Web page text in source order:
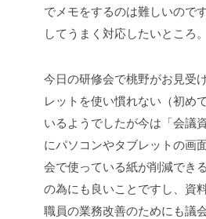
でメモをするのは難しいので
してうまく対応したいところ
今日の研修会で桃野がお見受
レットを使い慣れない（初め
いるようでしたが今は「会議
にパソコンやタブレットの画
会で使っている紙が削減でき
の為にも良いことですし、資
職員の業務改善のためにも議